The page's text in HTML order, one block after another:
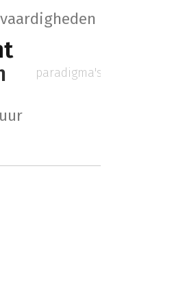
paradigma's